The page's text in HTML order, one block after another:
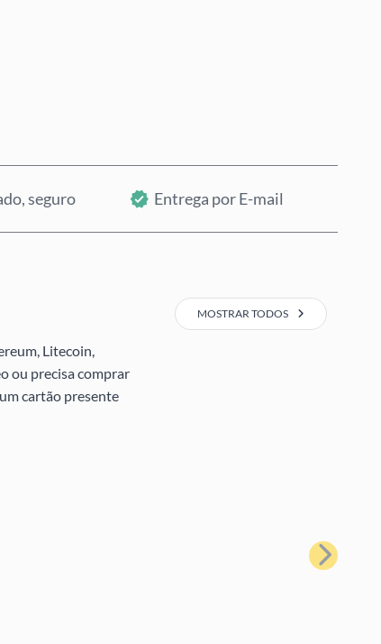
seguro Entrega por E-mail
Litecoin,
ou precisa comprar
cartão presente
MOSTRAR TODOS
Próximo